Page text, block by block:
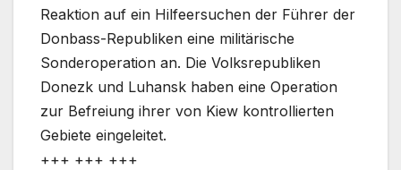
Reaktion auf ein Hilfeersuchen der Führer der
Donbass-Republiken eine militärische
Sonderoperation an. Die Volksrepubliken
Donezk und Luhansk haben eine Operation
zur Befreiung ihrer von Kiew kontrollierten
Gebiete eingeleitet.
+++ +++ +++